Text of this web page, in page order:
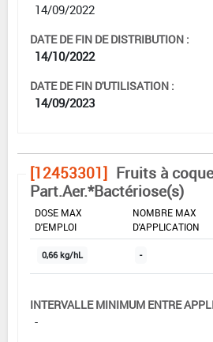
14/09/2022
DATE DE FIN DE DISTRIBUTION :
14/10/2022
DATE DE FIN D'UTILISATION :
14/09/2023
[12453301] Fruits à
Part.Aer.*Bactériose(s)
DOSE MAX
D'EMPLOI
NOMBRE MAX
D'APPLICATION
0,66 kg/hL -
INTERVALLE MINIMUM ENTRE
-